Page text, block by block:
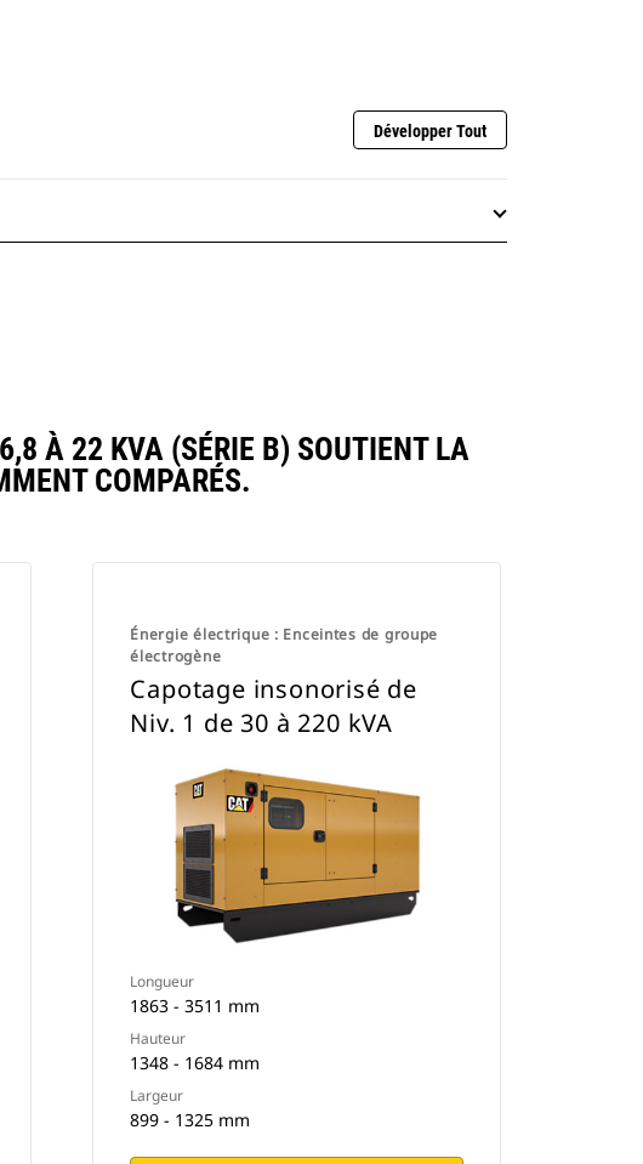
Développer Tout
À 22 KVA (SÉRIE B) SOUTIENT LA
COMPARÉS.
Énergie électrique : Enceintes de groupe
électrogène
Capotage insonorisé de
Niv. 1 de 30 à 220 kVA
Longueur
1863 - 3511 mm
Hauteur
1348 - 1684 mm
Largeur
899 - 1325 mm